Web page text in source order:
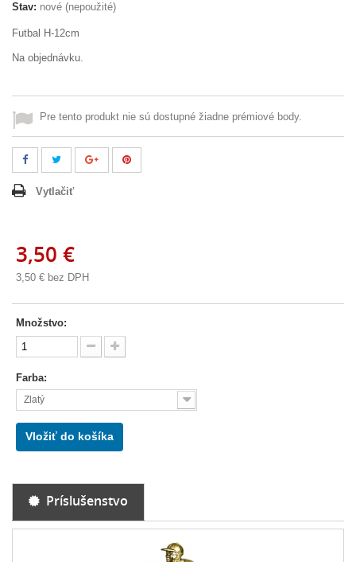
Stav: nové (nepoužité)
Futbal H-12cm
Na objednávku.
Pre tento produkt nie sú dostupné žiadne prémiové body.
Vytlačiť
3,50 €
3,50 € bez DPH
Množstvo:
Farba:
Zlatý
Vložiť do košíka
Príslušenstvo